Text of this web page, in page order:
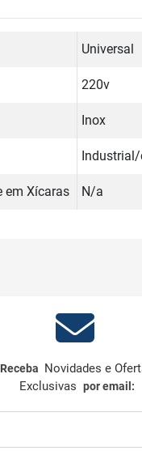
Universal
220v
Inox
em Xícaras N/a
Receba Novidades e
Exclusivaspor email: